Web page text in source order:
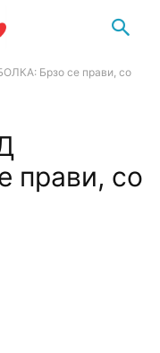
Брзо се прави, со
прави, со